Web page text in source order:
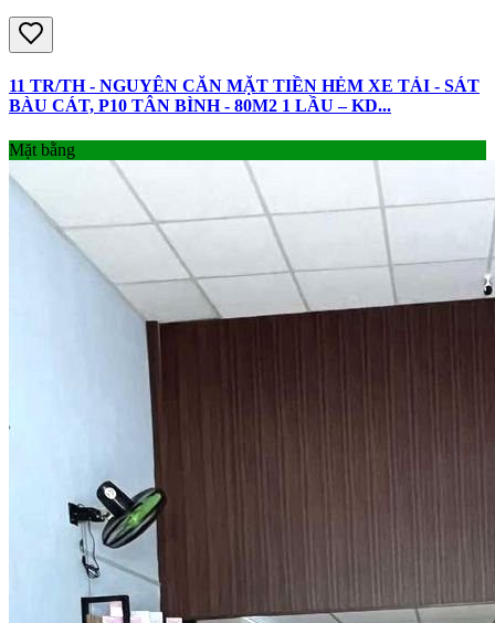
11 TR/TH - NGUYÊN CĂN MẶT TIỀN HẺM XE TẢI - SÁT
BÀU CÁT, P10 TÂN BÌNH - 80M2 1 LẦU – KD...
Mặt bằng